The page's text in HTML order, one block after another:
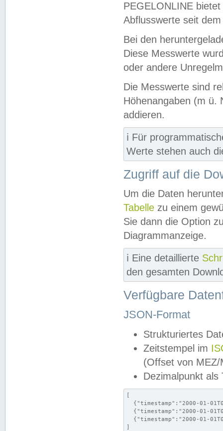
PEGELONLINE
Abflusswerte seit
Bei den
Diese Messwerte
oder andere
Die Messwerte sind
Höhenangaben (m ü.
addieren.
ℹ️ Für
Werte stehen auch
Zugriff auf die
Um die Daten
Tabelle zu einem
Sie dann die Option
Diagrammanzeige.
ℹ️ Eine detaillierte
den gesamten
Verfügbare
JSON-Format
Strukturiertes
Zeitstempel im
(Offset von MEZ/
Dezimalpunkt als
[
{"timestamp":"2000-01-
{"timestamp":"2000-01-
{"timestamp":"2000-01-
]